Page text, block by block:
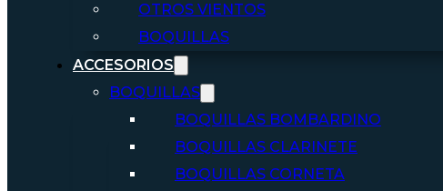
OTROS VIENTOS
BOQUILLAS
ACCESORIOS
BOQUILLAS
BOQUILLAS BOMBARDINO
BOQUILLAS CLARINETE
BOQUILLAS CORNETA